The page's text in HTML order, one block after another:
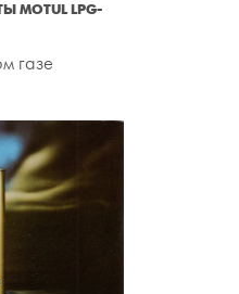
LPG-
газе